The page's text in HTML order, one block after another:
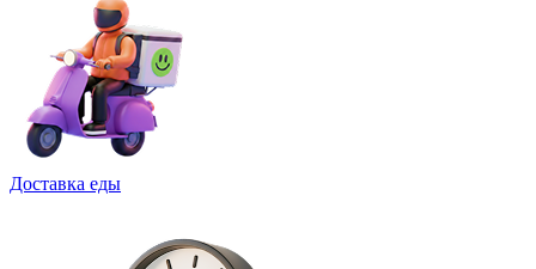
Доставка еды